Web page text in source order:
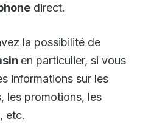
direct.
la possibilité de
en particulier, si vous
informations sur les
les promotions, les
etc.